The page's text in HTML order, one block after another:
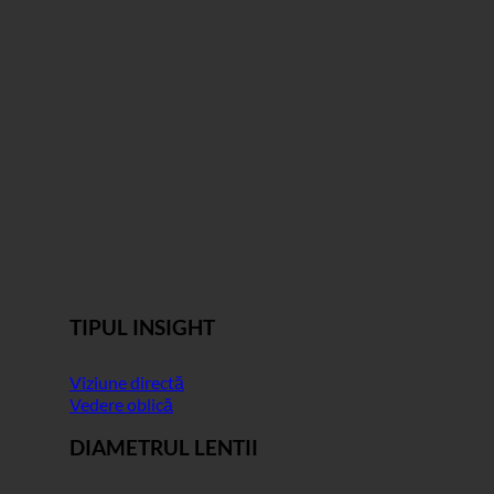
TIPUL INSIGHT
Viziune directă
Vedere oblică
DIAMETRUL LENTII